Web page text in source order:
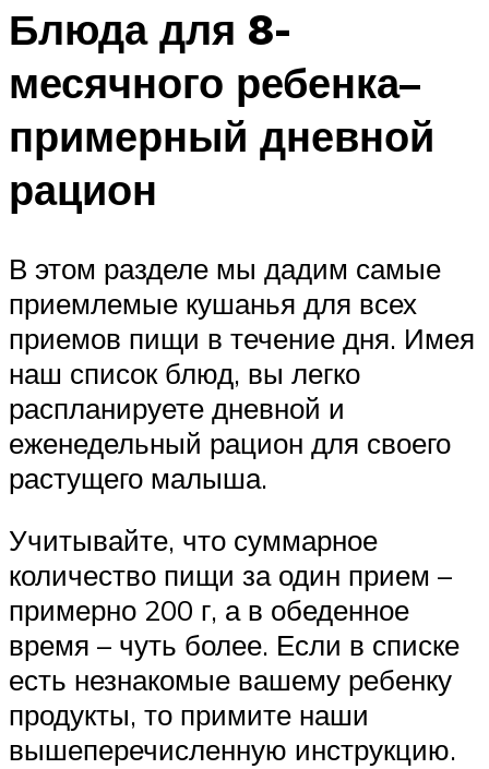
Блюда для 8-
месячного ребенка–
примерный дневной
рацион
В этом разделе мы дадим самые
приемлемые кушанья для всех
приемов пищи в течение дня. Имея
наш список блюд, вы легко
распланируете дневной и
еженедельный рацион для своего
растущего малыша.
Учитывайте, что суммарное
количество пищи за один прием –
примерно 200 г, а в обеденное
время – чуть более. Если в списке
есть незнакомые вашему ребенку
продукты, то примите наши
вышеперечисленную инструкцию.